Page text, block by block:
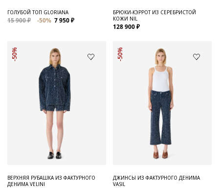
ГОЛУБОЙ ТОП GLORIANA
15 900 ₽ -50% 7 950 ₽
БРЮКИ-КЭРРОТ ИЗ СЕРЕБРИСТОЙ
КОЖИ NIL
128 900 ₽
-50%
ВЕРХНЯЯ РУБАШКА ИЗ ФАКТУРНОГО
ДЕНИМА VELINI
-50%
ДЖИНСЫ ИЗ ФАКТУРНОГО ДЕНИМА
VASIL